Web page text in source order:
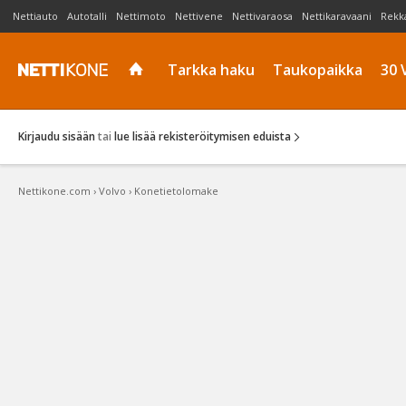
Nettiauto Autotalli Nettimoto Nettivene Nettivaraosa Nettikaravaani
Tarkka haku Taukopaikka 30
Kirjaudu sisään tai lue lisää rekisteröitymisen eduista
Nettikone.com › Volvo › Konetietolomake